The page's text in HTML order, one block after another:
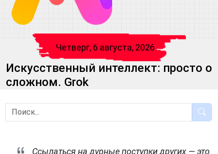
Четверг, 6 августа, 2026
Искусственный интеллект: просто о
сложном. Grok
Ссылаться на дурные поступки других — это